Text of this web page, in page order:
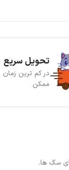
تحویل سریع
در کم ترین زمان
ممکن